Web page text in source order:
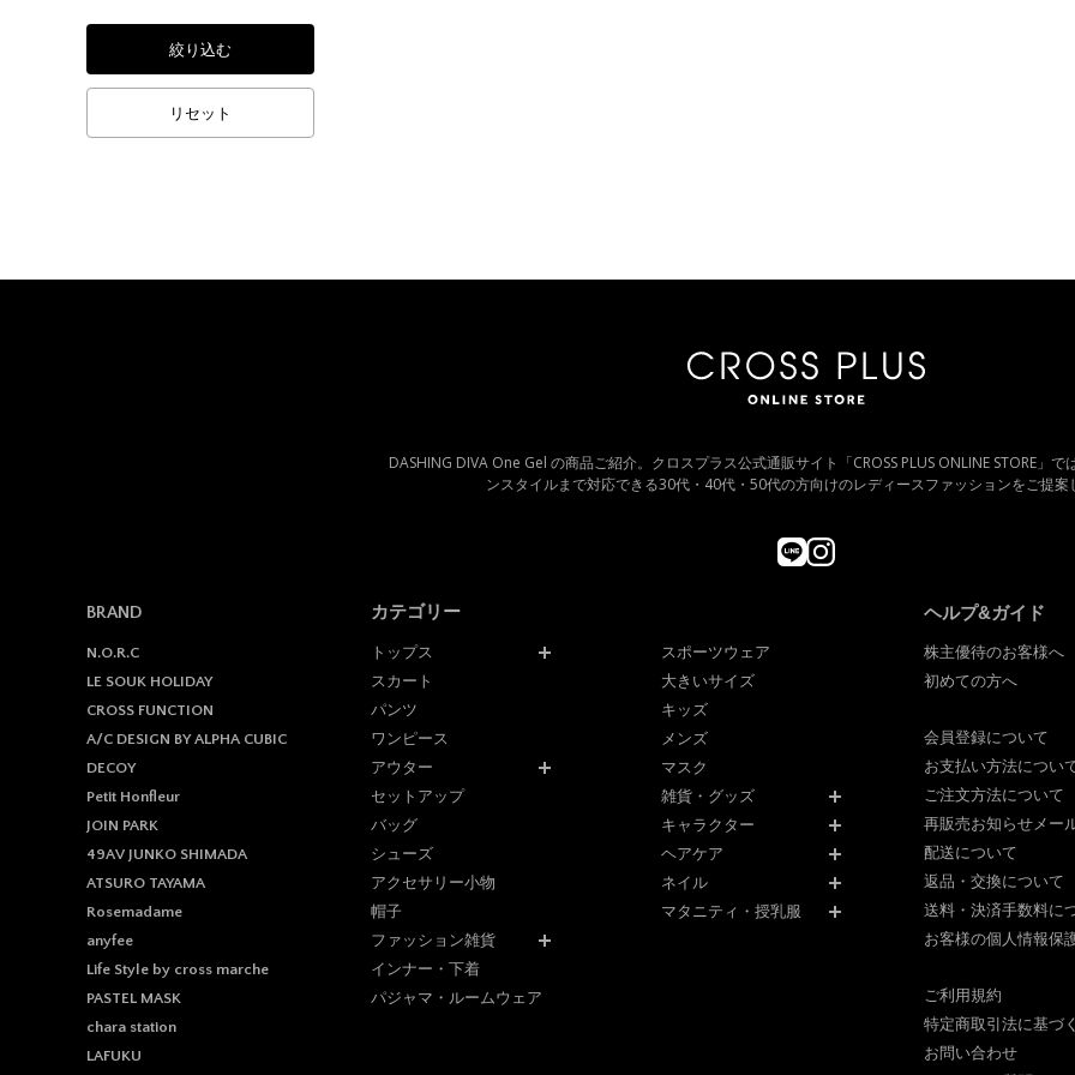
絞り込む
リセット
DASHING DIVA One Gel の商品ご紹介。クロスプラス公式通販サイト「CROSS PLUS ONLINE STORE」
ンスタイルまで対応できる30代・40代・50代の方向けのレディースファッションをご提案
BRAND
N.O.R.C
LE SOUK HOLIDAY
CROSS FUNCTION
A/C DESIGN BY ALPHA CUBIC
DECOY
Petit Honfleur
JOIN PARK
49AV JUNKO SHIMADA
ATSURO TAYAMA
Rosemadame
anyfee
Life Style by cross marche
PASTEL MASK
chara station
LAFUKU
カテゴリー
トップス
スカート
パンツ
ワンピース
アウター
セットアップ
バッグ
シューズ
アクセサリー小物
帽子
ファッション雑貨
インナー・下着
パジャマ・ルームウェア
スポーツウェア
大きいサイズ
キッズ
メンズ
マスク
雑貨・グッズ
キャラクター
ヘアケア
ネイル
マタニティ・授乳服
ヘルプ&ガイド
株主優待のお客様へ
初めての方へ
会員登録について
お支払い方法につい
ご注文方法について
再販売お知らせメー
配送について
返品・交換について
送料・決済手数料に
お客様の個人情報保
ご利用規約
特定商取引法に基づ
お問い合わせ